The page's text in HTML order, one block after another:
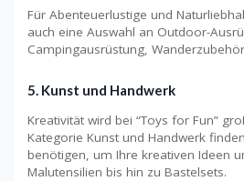
Für Abenteuerlustige und
auch eine Auswahl an Outdoor-
Campingausrüstung,
5. Kunst und Handwerk
Kreativität wird bei “Toys for Fun”
Kategorie Kunst und Handwerk
benötigen, um Ihre kreativen Ideen
Malutensilien bis hin zu Bastelsets.